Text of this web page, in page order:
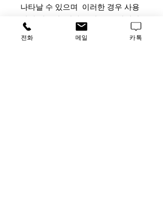
나타날 수 있으며 이러한 경우 사용
하지 않는다. 냉장고 내부 중 상대적
으로 온도가 낮은(0°C) 냉장고의 내
부 벽면에 붙여서 보관하게 되면 얼
전화 메일 카톡